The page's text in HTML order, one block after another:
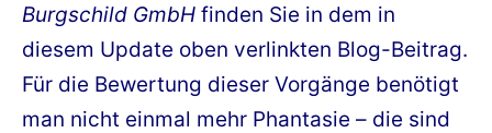
Burgschild GmbH finden Sie in dem in
diesem Update oben verlinkten Blog-Beitrag.
Für die Bewertung dieser Vorgänge benötigt
man nicht einmal mehr Phantasie – die sind